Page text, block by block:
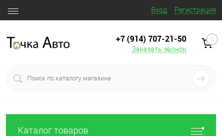
Вход Регистрация
+7 (914) 707‒21‒50
Заказать звонок
0
Каталог товаров